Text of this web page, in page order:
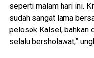
seperti malam hari ini.
sudah sangat lama
pelosok Kalsel, bahkan
selalu bersholawat,”